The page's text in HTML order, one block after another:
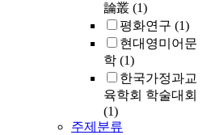
論叢 (1)
평화연구 (1)
현대영미어문
학 (1)
한국가정과교
육학회 학술대회
(1)
주제분류